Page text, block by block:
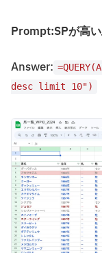
Prompt:SPが高
Answer:
desc limit 10")